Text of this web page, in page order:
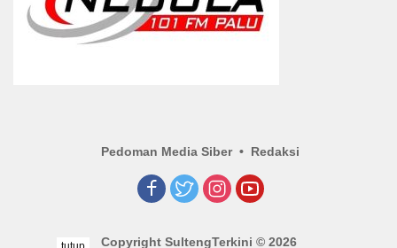
Pedoman Media Siber Redaksi
Copyright SultengTerkini © 2026